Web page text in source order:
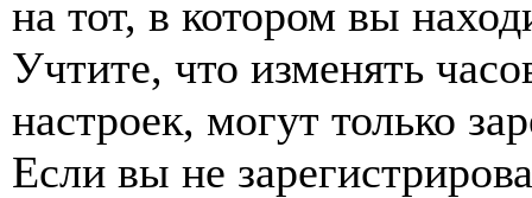
на тот, в котором вы
Учтите, что изменять
настроек, могут только
Если вы не